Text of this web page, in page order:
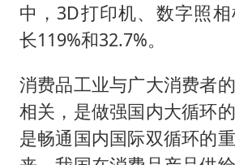
中，3D打印机、数字照
长119%和32.7%。
消费品工业与广大消费者
相关，是做强国内大循环
是畅通国内国际双循环的